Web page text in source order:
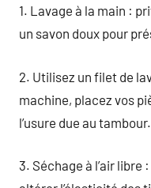
1. Lavage à la main :
un savon doux pour
2. Utilisez un filet de
machine, placez vos
l’usure due au tambour.
3. Séchage à l’air